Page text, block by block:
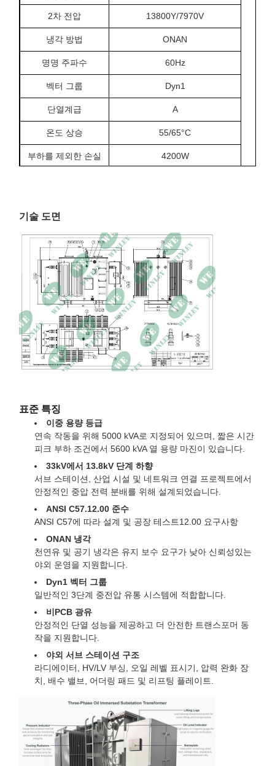
2차 전압 13800Y/7970V
냉각 방법 ONAN
명명 주파수 60Hz
벡터 그룹 Dyn1
단열계급 A
온도 상승 55/65°C
부하를 제외한 손실 4200W
탱크 및 장 NEMA 3R 코팅 스틸
차원 133 × 140 × 117in (L × W × H)
무게 28500파운드
해수면 ≤ 1000m
기술 도면
표준 특징
이중 용량 등급
연속 작동을 위해 5000 kVA로 지정되어 있으며, 짧은 시간
피크 부하 조건에서 5600 kVA 열 용량 마진이 있습니다.
33kV에서 13.8kV 단계 하향
서브 스테이션, 산업 시설 및 네트워크 연결 프로젝트에서
안정적인 중압 전력 분배를 위해 설계되었습니다.
ANSI C57.12.00 준수
ANSI C57에 따라 설계 및 공장 테스트12.00 요구사항
ONAN 냉각
천연유 및 공기 냉각은 유지 보수 요구가 낮아 신뢰성있는
야외 운영을 지원합니다.
Dyn1 벡터 그룹
일반적인 3단계 중전압 유통 시스템에 적합합니다.
비PCB 광유
안정적인 단열 성능을 제공하고 더 안전한 트랜스포머 동
작을 지원합니다.
야외 서브 스테이션 구조
라디에이터, HV/LV 부싱, 오일 레벨 표시기, 압력 완화 장
치, 배수 밸브, 어더링 패드 및 리프팅 플레이트.